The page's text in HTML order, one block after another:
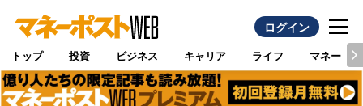
ログイン
トップ 投資 ビジネス キャリア ライフ マネー